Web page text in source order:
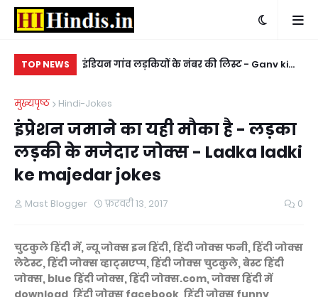
TOP NEWS
- Rich female
इंडियन गांव लड़कियों के नंबर की लिस्ट - Ganv ki
मुख्यपृष्ठ
Hindi-Jokes
इंप्रेशन जमाने का यही मौका है - लड़का
लड़की के मजेदार जोक्स - Ladka ladki
ke majedar jokes
Mast Blogger फ़रवरी 13, 2017 0
चुटकुले हिंदी में, न्यू जोक्स इन हिंदी, हिंदी जोक्स फनी, हिंदी जोक्स
लेटेस्ट, हिंदी जोक्स व्हाट्सएप्प, हिंदी जोक्स चुटकुले, बेस्ट हिंदी
जोक्स, blue हिंदी जोक्स, हिंदी जोक्स.com, जोक्स हिंदी में
download, हिंदी जोक्स facebook, हिंदी जोक्स funny,